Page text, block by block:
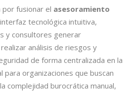
por fusionar el asesoramiento
tecnológica intuitiva,
y consultores generar
análisis de riesgos y
de forma centralizada en la
para organizaciones que buscan
complejidad burocrática manual,